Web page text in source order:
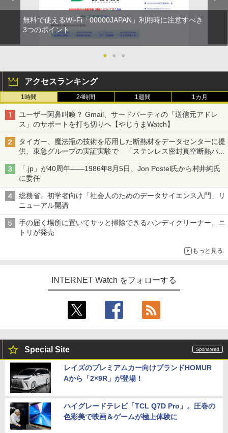
無料で使えるWi-Fi「00000JAPAN」利用時に注意すべき
3つのポイント
● ● ●
アクセスランキング
1時間 24時間 1週間 1カ月
ユーザー阿鼻叫喚？ Gmail、サードパーティの「送信元アドレ
ス」のサポートを打ち切りへ【やじうまWatch】
タイガー、魔法瓶の技術を応用した断熱材をデータセンターに提
供、東急グループの実証実験で 「ステンレス密封真空断熱パネ
ル TIVIP」
「.jp」が40周年――1986年8月5日、Jon Postel氏から村井純氏
に委任
総務省、初学者向け「社会人のためのデータサイエンス入門」リ
ニューアル開講
手の届く場所に置いてサッと掃除できるハンディクリーナー、ニ
トリが発売
もっと見る
INTERNET Watch をフォローする
Special Site
レイズのプレミアムカー向けブランドHOMUR
Aから「2×9R」が登場！
ハイグレードテレビ「TCL Q7D Pro」。圧巻の
色彩美で映画＆ゲームが極上体験に